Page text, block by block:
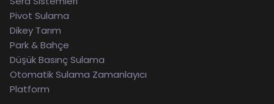
Pivot Sulama
Dikey Tarım
Park & Bahçe
Düşük Basınç Sulama
Otomatik Sulama Zamanlayıcı
Platform